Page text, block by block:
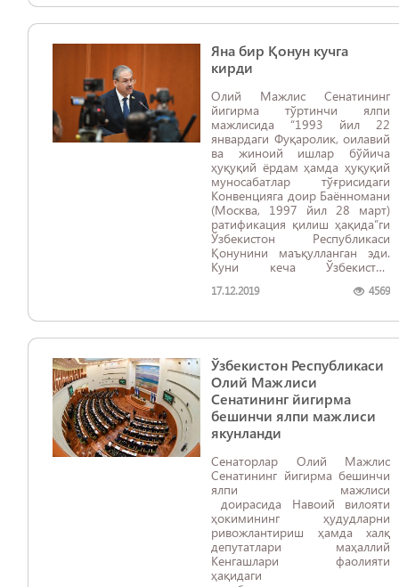
Яна бир Қонун кучга
кирди
Олий Мажлис Сенатининг
йигирма тўртинчи ялпи
мажлисида “1993 йил 22
январдаги Фуқаролик, оилавий
ва жиноий ишлар бўйича
ҳуқуқий ёрдам ҳамда ҳуқуқий
муносабатлар тўғрисидаги
Конвенцияга доир Баённомани
(Москва, 1997 йил 28 март)
ратификация қилиш ҳақида”ги
Ўзбекистон Республикаси
Қонунини маъқулланган эди.
Куни кеча Ўзбекистон
мазкур Қонунни имзолади.
17.12.2019 4569
Ўзбекистон Республикаси
Олий Мажлиси
Сенатининг йигирма
бешинчи ялпи мажлиси
якунланди
Сенаторлар Олий Мажлис
Сенатининг йигирма бешинчи
ялпи мажлиси
доирасида Навоий вилояти
ҳокимининг ҳудудларни
ривожлантириш ҳамда халқ
депутатлари маҳаллий
Кенгашлари фаолияти
ҳақидаги